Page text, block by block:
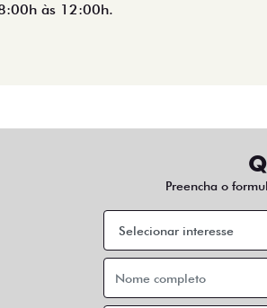
às 12:00h.
Preencha o